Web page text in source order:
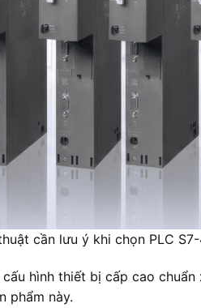
cần lưu ý khi chọn PLC
hình thiết bị cấp cao
phẩm này.